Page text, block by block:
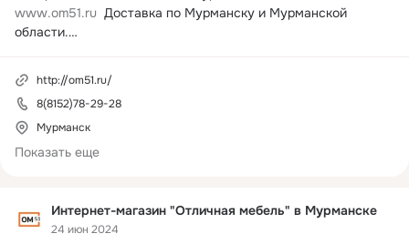
Интернет-магазин "Отличная мебель" в Мурманске
24 июн 2024
www.om51.ru
  Доставка по Мурманску и Мурманской
области.
можно купить : Стенки,Горки,Спальни,Мебель для
прихожей,Мебель для детской,Шкафы,Компьютерные
столы,Комоды,Кухни. Вся мебель представлена в каталоге.
http://om51.ru/
8(8152)78-29-28
Мурманск
Показать еще